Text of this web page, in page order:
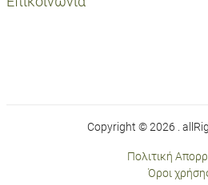
Copyright © 2026 .
Πολιτική
Όροι